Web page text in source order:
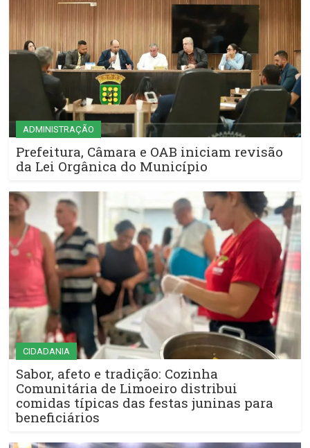
ADMINISTRAÇÃO
Prefeitura, Câmara e OAB iniciam revisão
da Lei Orgânica do Município
CIDADANIA
Sabor, afeto e tradição: Cozinha
Comunitária de Limoeiro distribui
comidas típicas das festas juninas para
beneficiários